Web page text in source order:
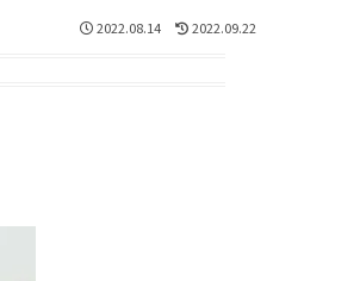
2022.08.14 2022.09.22